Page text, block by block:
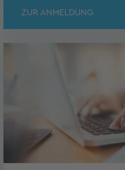
ZUR ANMELDUNG